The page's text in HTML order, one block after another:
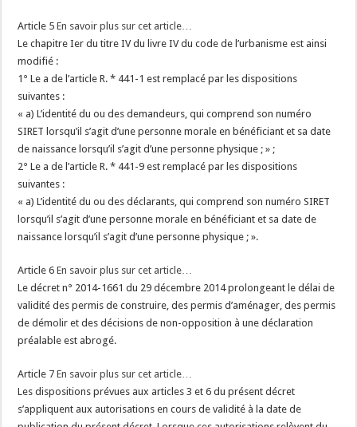
Article 5En savoir plus sur cet article…
Le chapitre Ier du titre IV du livre IV du code de l’urbanisme est ainsi
modifié :
1° Le a de l’article R. * 441-1 est remplacé par les dispositions
suivantes :
« a) L’identité du ou des demandeurs, qui comprend son numéro
SIRET lorsqu’il s’agit d’une personne morale en bénéficiant et sa date
de naissance lorsqu’il s’agit d’une personne physique ; » ;
2° Le a de l’article R. * 441-9 est remplacé par les dispositions
suivantes :
« a) L’identité du ou des déclarants, qui comprend son numéro SIRET
lorsqu’il s’agit d’une personne morale en bénéficiant et sa date de
naissance lorsqu’il s’agit d’une personne physique ; ».
Article 6En savoir plus sur cet article…
Le décret n° 2014-1661 du 29 décembre 2014 prolongeant le délai de
validité des permis de construire, des permis d’aménager, des permis
de démolir et des décisions de non-opposition à une déclaration
préalable est abrogé.
Article 7En savoir plus sur cet article…
Les dispositions prévues aux articles 3 et 6 du présent décret
s’appliquent aux autorisations en cours de validité à la date de